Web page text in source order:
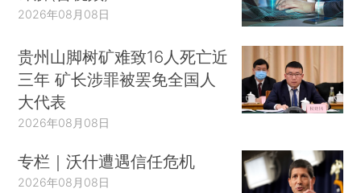
2026年08月08日
贵州山脚树矿难致16人死亡近
三年 矿长涉罪被罢免全国人
大代表
2026年08月08日
专栏｜沃什遭遇信任危机
2026年08月08日